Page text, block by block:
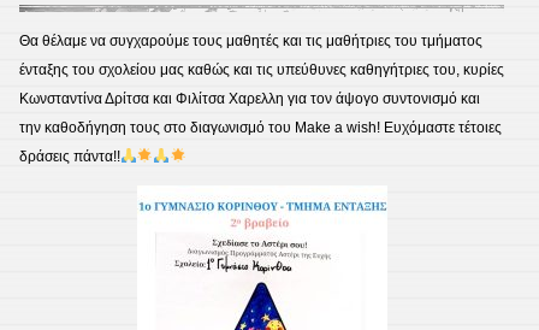
Θα θέλαμε να συγχαρούμε τους μαθητές και τις μαθήτριες του τμήματος
ένταξης του σχολείου μας καθώς και τις υπεύθυνες καθηγήτριες του, κυρίες
Κωνσταντίνα Δρίτσα και Φιλίτσα Χαρελλη για τον άψογο συντονισμό και
την καθοδήγηση τους στο διαγωνισμό του Make a wish! Ευχόμαστε τέτοιες
δράσεις πάντα!!